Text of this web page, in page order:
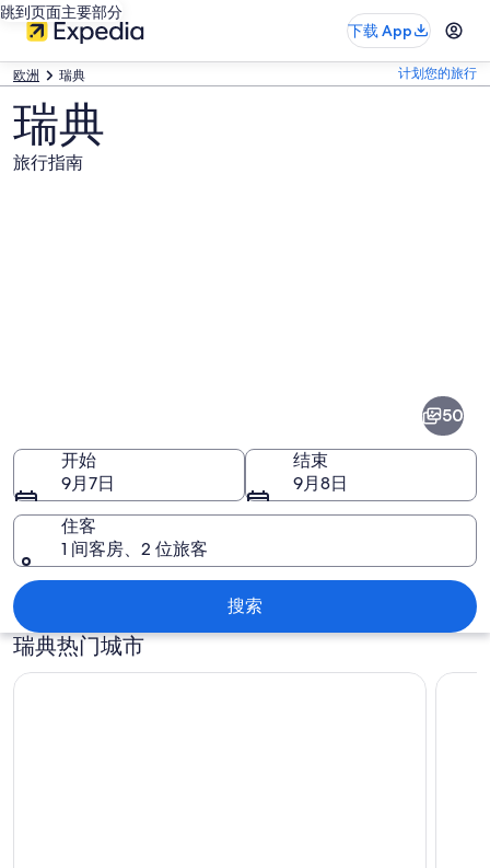
跳到页面主要部分
下载 App
欧洲 瑞典 计划您的旅行
瑞典
旅行指南
50
开始
9月7日
结束
9月8日
住客
1 间客房、2 位旅客
搜索
瑞典热门城市